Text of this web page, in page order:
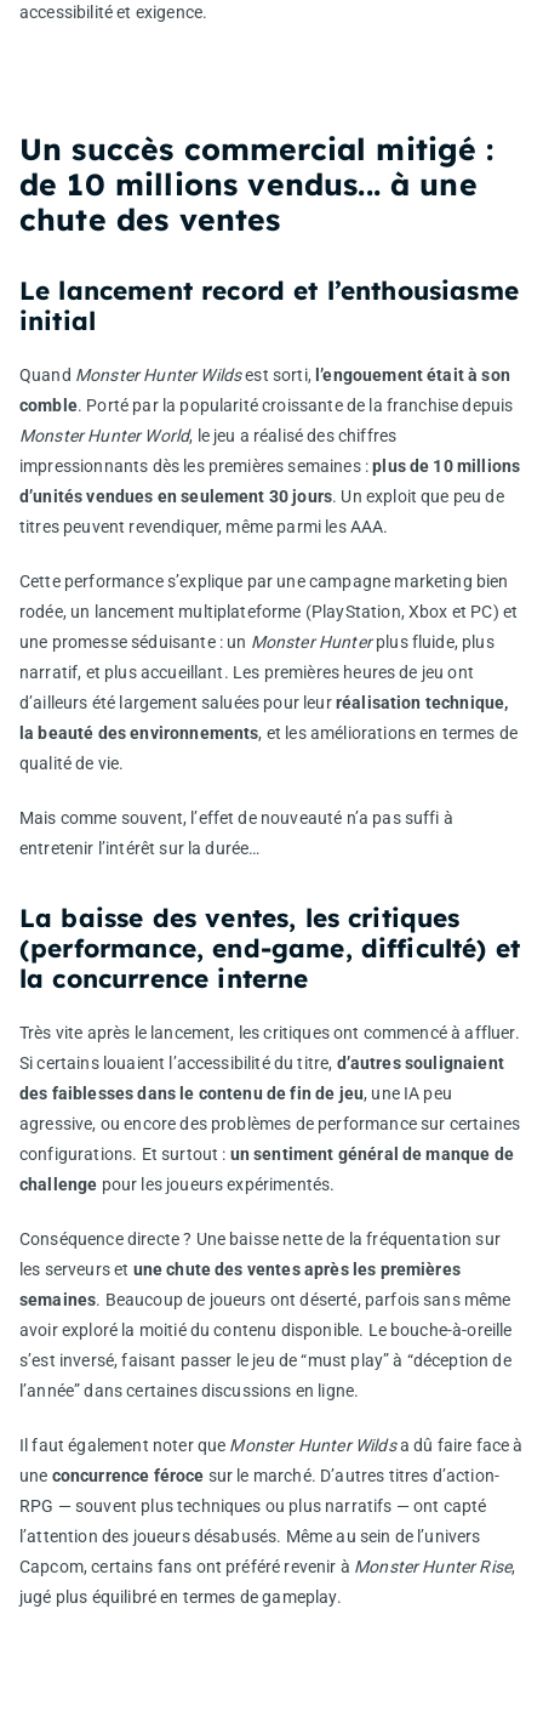
accessibilité et exigence.
Un succès commercial mitigé :
de 10 millions vendus... à une
chute des ventes
Le lancement record et l’enthousiasme
initial
Quand Monster Hunter Wildsest sorti, l’engouement était à son
comble. Porté par la popularité croissante de la franchise depuis
Monster Hunter World, le jeu a réalisé des chiffres
impressionnants dès les premières semaines :plus de 10 millions
d’unités vendues en seulement 30 jours. Un exploit que peu de
titres peuvent revendiquer, même parmi les AAA.
Cette performance s’explique par une campagne marketing bien
rodée, un lancement multiplateforme (PlayStation, Xbox et PC) et
une promesse séduisante : un Monster Hunterplus fluide, plus
narratif, et plus accueillant. Les premières heures de jeu ont
d’ailleurs été largement saluées pour leurréalisation technique,
la beauté des environnements, et les améliorations en termes de
qualité de vie.
Mais comme souvent, l’effet de nouveauté n’a pas suffi à
entretenir l’intérêt sur la durée…
La baisse des ventes, les critiques
(performance, end-game, difficulté) et
la concurrence interne
Très vite après le lancement, les critiques ont commencé à affluer.
Si certains louaient l’accessibilité du titre, d’autres soulignaient
des faiblesses dans le contenu de fin de jeu, une IA peu
agressive, ou encore des problèmes de performance sur certaines
configurations. Et surtout : un sentiment général de manque de
challenge pour les joueurs expérimentés.
Conséquence directe ? Une baisse nette de la fréquentation sur
les serveurs et une chute des ventes après les premières
semaines. Beaucoup de joueurs ont déserté, parfois sans même
avoir exploré la moitié du contenu disponible. Le bouche-à-oreille
s’est inversé, faisant passer le jeu de “must play” à “déception de
l’année” dans certaines discussions en ligne.
Il faut également noter que Monster Hunter Wildsa dû faire face à
une concurrence féroce sur le marché. D’autres titres d’action-
RPG — souvent plus techniques ou plus narratifs — ont capté
l’attention des joueurs désabusés. Même au sein de l’univers
Capcom, certains fans ont préféré revenir à Monster Hunter Rise,
jugé plus équilibré en termes de gameplay.